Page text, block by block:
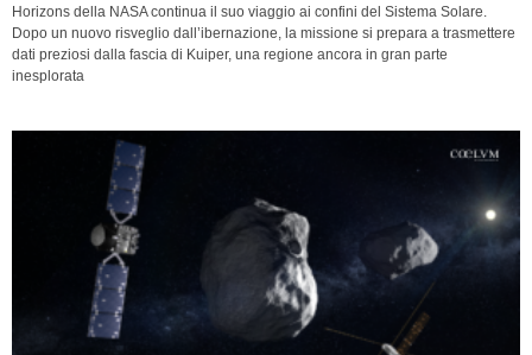
Horizons della NASA continua il suo viaggio ai confini del Sistema Solare.
Dopo un nuovo risveglio dall’ibernazione, la missione si prepara a trasmettere
dati preziosi dalla fascia di Kuiper, una regione ancora in gran parte
inesplorata